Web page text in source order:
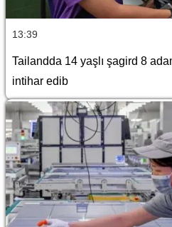
13:39
Tailandda 14 yaşlı şagird 8
intihar edib